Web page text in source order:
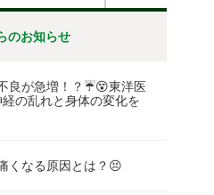
のお知らせ
良が急増！？☔😵東洋医
の乱れと身体の変化を
くなる原因とは？😣